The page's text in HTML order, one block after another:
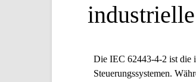
Die IEC 62443-4-2 ist die
Steuerungssystemen.